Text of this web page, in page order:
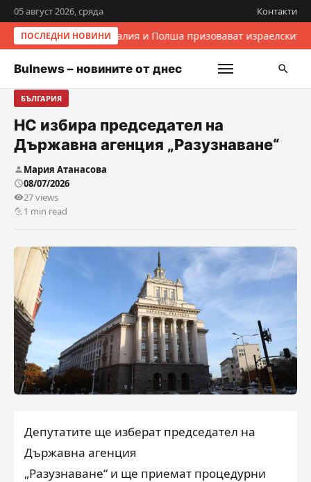
05 август 2026, сряда Контакти
ПОСЛЕДНИ НОВИНИИталия и Полша призовават
Bulnews – новините от днес
БЪЛГАРИЯ
НС избира председател на
Държавна агенция „Разузнаване“
Мария Атанасова
08/07/2026
27 views
1 min read
Депутатите ще изберат председател на
Държавна агенция
„Разузнаване“ и ще приемат процедурни